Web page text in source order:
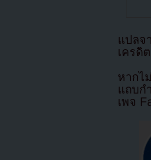
แปล
เครดิ
หากไ
แถบก
เพจ